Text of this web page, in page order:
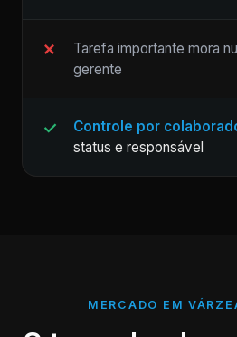
Tarefa importante mora
gerente
Controle por
status e responsável
MERCADO EM